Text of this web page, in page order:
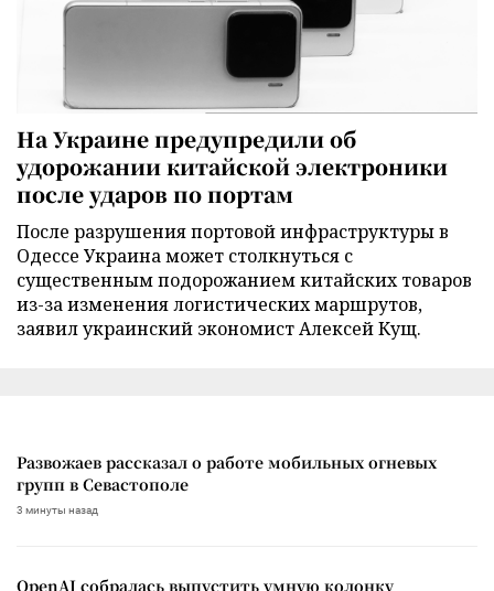
На Украине предупредили об
удорожании китайской электроники
после ударов по портам
После разрушения портовой инфраструктуры в
Одессе Украина может столкнуться с
существенным подорожанием китайских товаров
из-за изменения логистических маршрутов,
заявил украинский экономист Алексей Кущ.
Развожаев рассказал о работе мобильных огневых
групп в Севастополе
3 минуты назад
OpenAI собралась выпустить умную колонку